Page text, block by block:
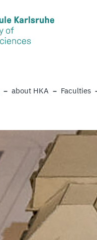
about HKA Faculties